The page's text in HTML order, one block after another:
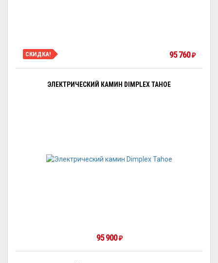
СКИДКА! 95 760₽
ЭЛЕКТРИЧЕСКИЙ КАМИН DIMPLEX TAHOE
95 900₽